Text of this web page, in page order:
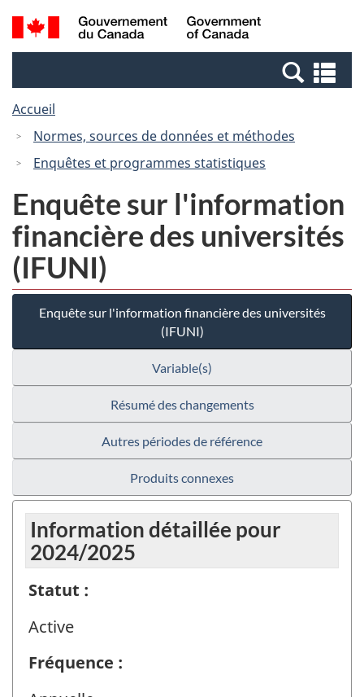
Passer
au
Passer
à
Canada
Recherche
et
et
Accueil
Normes, sources de données et méthodes
Enquêtes et programmes statistiques
Enquête sur l'information
financière des universités
(IFUNI)
Enquête sur l'information financière des universités
(IFUNI)
Variable(s)
Résumé des changements
Autres périodes de référence
Produits connexes
Information détaillée pour
2024/2025
Statut :
Active
Fréquence :